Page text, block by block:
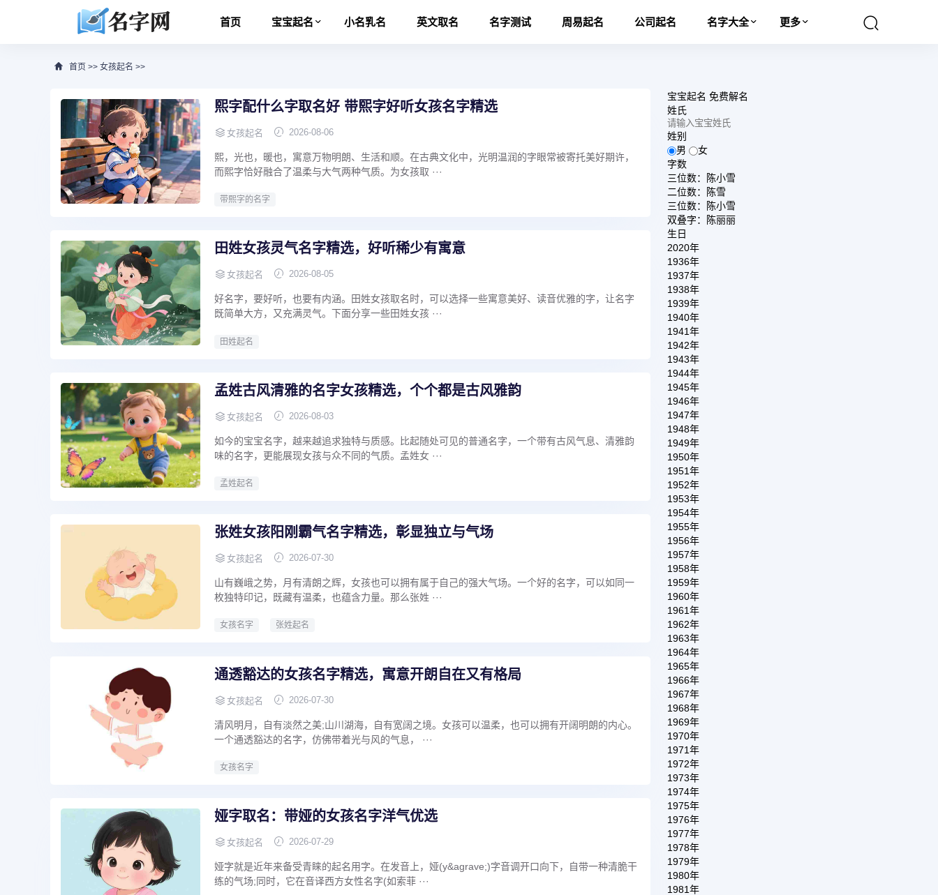
首页 宝宝起名 小名乳名 英文取名 名字测试 周易起名 公司起名 名字大全 更多
首页 >> 女孩起名 >>
熙字配什么字取名好 带熙字好听女孩名字精选
女孩起名 2026-08-06
熙，光也，暖也，寓意万物明朗、生活和顺。在古典文化中，光明温润的字眼常被寄托美好期许，
而熙字恰好融合了温柔与大气两种气质。为女孩取 ···
带熙字的名字
田姓女孩灵气名字精选，好听稀少有寓意
女孩起名 2026-08-05
好名字，要好听，也要有内涵。田姓女孩取名时，可以选择一些寓意美好、读音优雅的字，让名字
既简单大方，又充满灵气。下面分享一些田姓女孩 ···
田姓起名
孟姓古风清雅的名字女孩精选，个个都是古风雅韵
女孩起名 2026-08-03
如今的宝宝名字，越来越追求独特与质感。比起随处可见的普通名字，一个带有古风气息、清雅韵
味的名字，更能展现女孩与众不同的气质。孟姓女 ···
孟姓起名
张姓女孩阳刚霸气名字精选，彰显独立与气场
女孩起名 2026-07-30
山有巍峨之势，月有清朗之辉，女孩也可以拥有属于自己的强大气场。一个好的名字，可以如同一
枚独特印记，既藏有温柔，也蕴含力量。那么张姓 ···
女孩名字 张姓起名
通透豁达的女孩名字精选，寓意开朗自在又有格局
女孩起名 2026-07-30
清风明月，自有淡然之美;山川湖海，自有宽阔之境。女孩可以温柔，也可以拥有开阔明朗的内心。
一个通透豁达的名字，仿佛带着光与风的气息， ···
女孩名字
娅字取名：带娅的女孩名字洋气优选
女孩起名 2026-07-29
娅字就是近年来备受青睐的起名用字。在发音上，娅(y&agrave;)字音调开口向下，自带一种清脆干
练的气场;同时，它在音译西方女性名字(如索菲 ···
宝宝起名 免费解名
姓氏
姓别
男
女
字数
三位数：陈小雪
二位数：陈雪
三位数：陈小雪
双叠字：陈丽丽
生日
2020年
1936年
1937年
1938年
1939年
1940年
1941年
1942年
1943年
1944年
1945年
1946年
1947年
1948年
1949年
1950年
1951年
1952年
1953年
1954年
1955年
1956年
1957年
1958年
1959年
1960年
1961年
1962年
1963年
1964年
1965年
1966年
1967年
1968年
1969年
1970年
1971年
1972年
1973年
1974年
1975年
1976年
1977年
1978年
1979年
1980年
1981年